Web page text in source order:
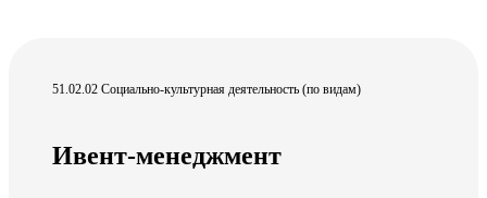
51.02.02 Социально-культурная деятельность (по видам)
Ивент-менеджмент